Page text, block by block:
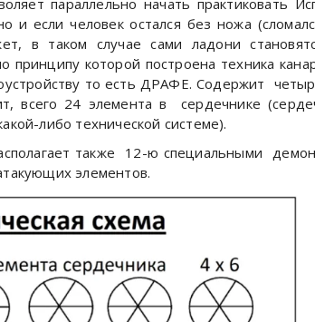
параллельно начать практиковать
и если человек остался без ножа
в таком случае сами ладони
принципу которой построена техника
то есть ДРАФЕ. Содержит
всего 24 элемента в
сердечнике
либо технической системе).
также
12-ю специальными
элементов.